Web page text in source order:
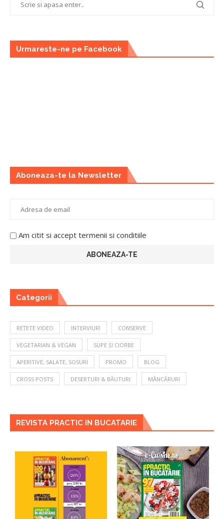
Urmareste-ne pe Facebook
Aboneaza-te la Newsletter
Am citit si accept termenii si conditiile
Categorii
REȚETE VIDEO INTERVIURI CONSERVE
VEGETARIAN & VEGAN SUPE ȘI CIORBE
APERITIVE, SALATE, SOSURI PROMO BLOG
CROSS POSTS DESERTURI & BĂUTURI MÂNCĂRURI
REVISTA PRACTIC IN BUCATARIE